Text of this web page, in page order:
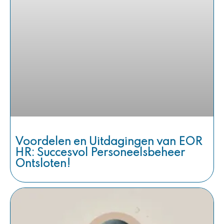
Voordelen en Uitdagingen van EOR
HR: Succesvol Personeelsbeheer
Ontsloten!